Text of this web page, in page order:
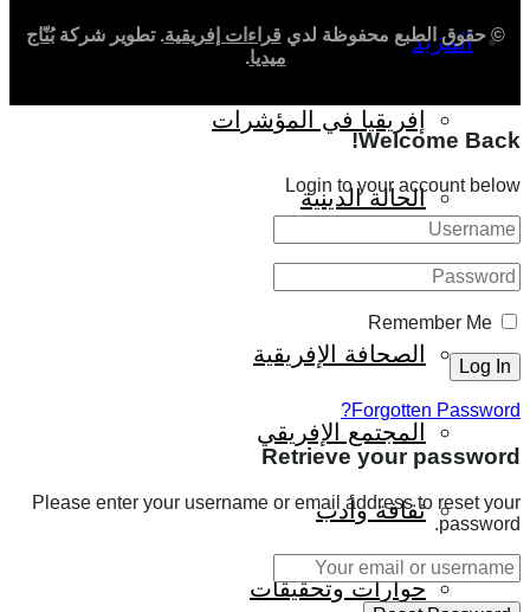
المزيد
إفريقيا في المؤشرات
الحالة الدينية
الصحافة الإفريقية
المجتمع الإفريقي
ثقافة وأدب
حوارات وتحقيقات
© حقوق الطبع محفوظة لدي قراءات إفريقية. تطوير شركةبُنّاج
ميديا.
Welcome Back!
Login to your account below
Remember Me
Forgotten Password?
Retrieve your password
Please enter your username or email address to reset your
password.